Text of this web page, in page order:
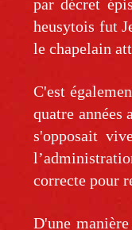
par décret
heusytois fut
le chapelain
C'est
quatre années
s'opposait
correcte pour
D'une